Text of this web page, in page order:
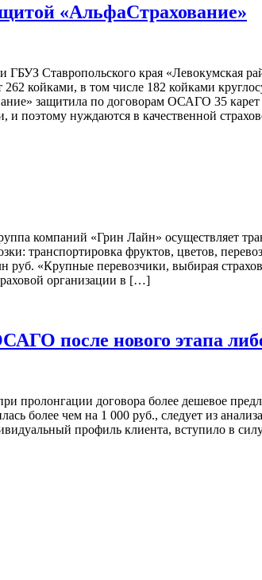
«АльфаСтрахование»
Ставропольского края «Левокумская
койками, в том числе 182 койками
защитила по договорам ОСАГО 35
и поэтому нуждаются в качественной
компаний «Грин Лайн» осуществляет
транспортировка фруктов, цветов,
руб. «Крупные перевозчики, выбирая
организации в […]
после нового этапа
пролонгации договора более дешевое
более чем на 1 000 руб., следует из
профиль клиента, вступило в силу